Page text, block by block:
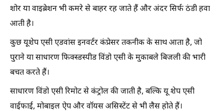
शोर या वाइब्रेशन भी कमरे से बाहर रह जाते हैं और अंदर सिर्फ ठंडी हवा
आती है।
कुछ यूशेप एसी एडवांस इनवर्टर कंप्रेसर तकनीक के साथ आता है, जो
पुराने या साधारण फिक्स्डस्पीड विंडो एसी के मुकाबले बिजली की भारी
बचत करते हैं।
साधारण विंडो एसी रिमोट से कंट्रोल की जाती है, बल्कि यू शेप एसी
वाईफाई, मोबाइल ऐप और वॉयस असिस्टेंट से भी लैस होते हैं।